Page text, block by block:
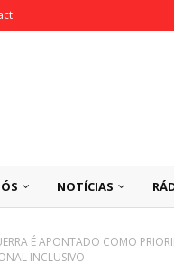
NOTÍCIAS
É APONTADO COMO
INCLUSIVO